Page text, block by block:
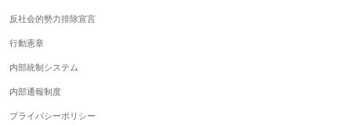
反社会的勢力排除宣言
行動憲章
内部統制システム
内部通報制度
プライバシーポリシー